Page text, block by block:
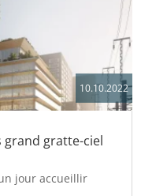
10.10.2022
grand gratte-ciel
jour accueillir